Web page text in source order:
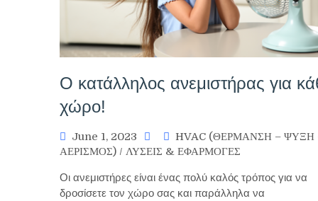
Ο κατάλληλος ανεμιστήρας για
χώρο!
June 1, 2023
HVAC (ΘΕΡΜΑΝΣΗ – ΨΥΞΗ
ΑΕΡΙΣΜΟΣ) / ΛΥΣΕΙΣ & ΕΦΑΡΜΟΓΕΣ
Οι ανεμιστήρες είναι ένας πολύ καλός τρόπος για να
δροσίσετε τον χώρο σας και παράλληλα να